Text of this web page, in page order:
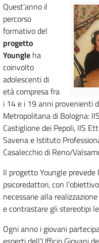
Quest’anno il
percorso
formativo del
progetto
Youngle ha
coinvolto
adolescentidi
età compresa fra
i 14 e i 19 anni provenienti
Metropolitana di Bologna:
Castiglione dei Pepoli, IIS
Savena e Istituto
Casalecchio di Reno/
Il progetto Youngle
psicoredattori, con
necessarie alla
e contrastare gli stereotipi
Ogni anno i giovani